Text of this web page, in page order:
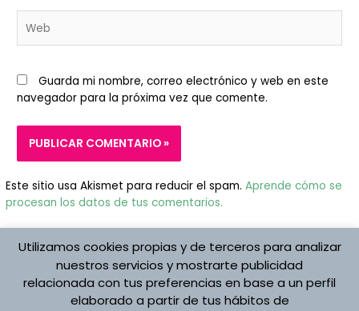
Guarda mi nombre, correo electrónico y web en este
navegador para la próxima vez que comente.
Este sitio usa Akismet para reducir el spam.Aprende cómo se
procesan los datos de tus comentarios.
Utilizamos cookies propias y de terceros para analizar
nuestros servicios y mostrarte publicidad
relacionada con tus preferencias en base a un perfil
elaborado a partir de tus hábitos de